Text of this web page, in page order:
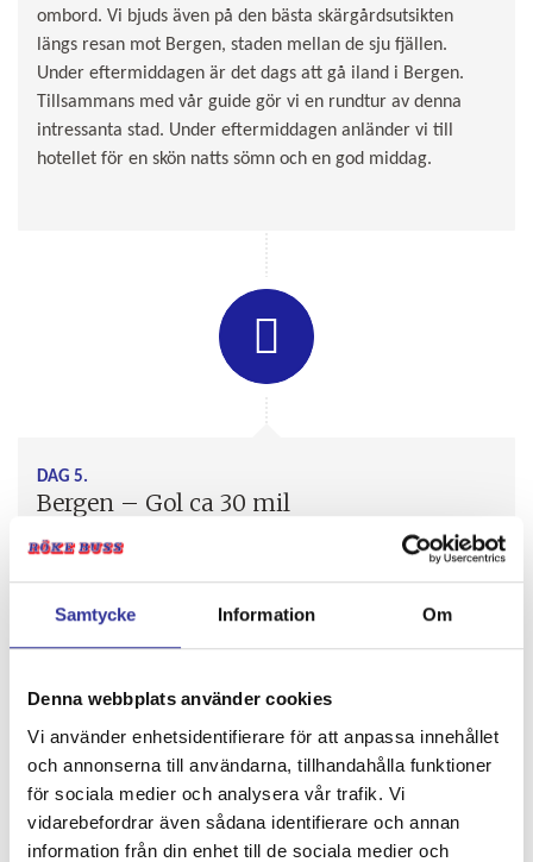
Samtycke Information Om
Denna webbplats använder cookies
Vi använder enhetsidentifierare för att anpassa innehållet
och annonserna till användarna, tillhandahålla funktioner
för sociala medier och analysera vår trafik. Vi
vidarebefordrar även sådana identifierare och annan
information från din enhet till de sociala medier och
ombord. Vi bjuds även på den bästa skärgårdsutsikten
längs resan mot Bergen, staden mellan de sju fjällen.
Under eftermiddagen är det dags att gå iland i Bergen.
Tillsammans med vår guide gör vi en rundtur av denna
intressanta stad. Under eftermiddagen anländer vi till
hotellet för en skön natts sömn och en god middag.
DAG 5.
Bergen – Gol ca 30 mil
Vi börjar dagen med frukost innan vi stiger på bussen som
denna dag ska ta oss österut mot den lilla orten Gol. Via
resa. Vi når Gol senare under kvällen där vi spenderar